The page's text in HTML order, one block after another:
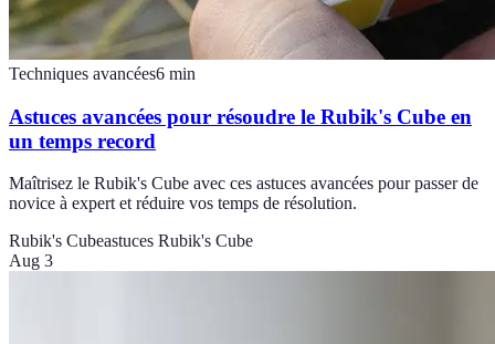
Techniques avancées6 min
Astuces avancées pour résoudre le Rubik's Cube en
un temps record
Maîtrisez le Rubik's Cube avec ces astuces avancées pour passer de
novice à expert et réduire vos temps de résolution.
Rubik's Cubeastuces Rubik's Cube
Aug 3